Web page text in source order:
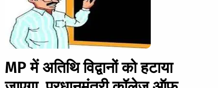
MP में अतिथि विद्वानों को हटाया